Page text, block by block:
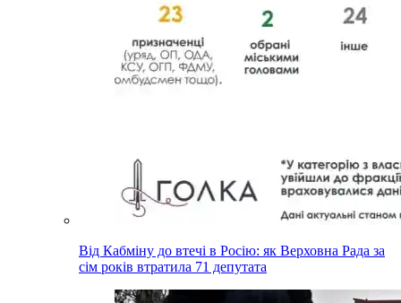
Від Кабміну до втечі в Росію: як Верховна Рада за
сім років втратила 71 депутата